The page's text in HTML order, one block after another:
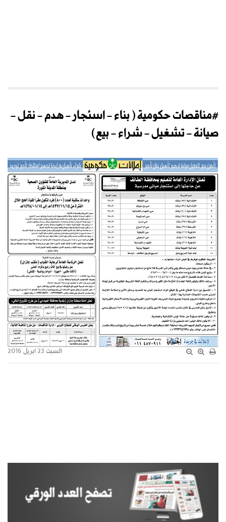
#مناقصات حكومية ( بناء - اسئجار - هدم - نقل -
صيانة - تشغيل - شراء - بيع)
السبت 23 ابريل 2016